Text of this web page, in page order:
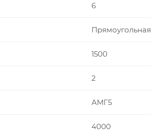
6
Прямоугольная
1500
2
АМГ5
4000